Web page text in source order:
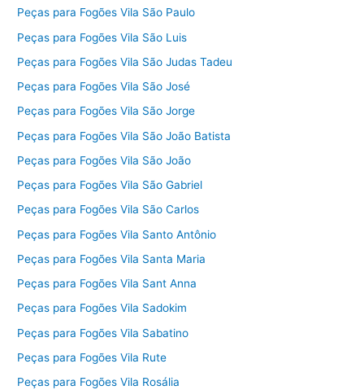
Peças para Fogões Vila São Paulo
Peças para Fogões Vila São Luis
Peças para Fogões Vila São Judas Tadeu
Peças para Fogões Vila São José
Peças para Fogões Vila São Jorge
Peças para Fogões Vila São João Batista
Peças para Fogões Vila São João
Peças para Fogões Vila São Gabriel
Peças para Fogões Vila São Carlos
Peças para Fogões Vila Santo Antônio
Peças para Fogões Vila Santa Maria
Peças para Fogões Vila Sant Anna
Peças para Fogões Vila Sadokim
Peças para Fogões Vila Sabatino
Peças para Fogões Vila Rute
Peças para Fogões Vila Rosália